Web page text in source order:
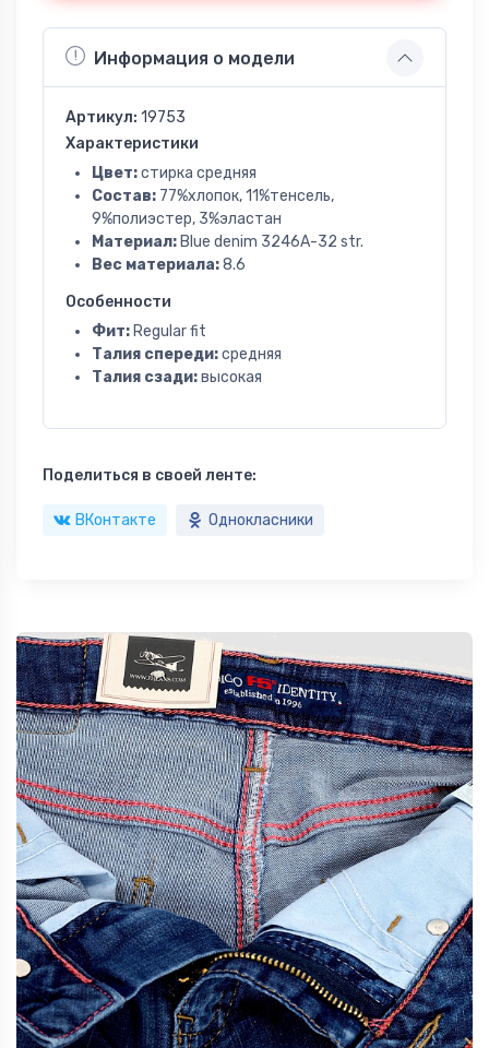
Информация о модели
Артикул: 19753
Характеристики
Цвет:стирка средняя
Состав: 77%хлопок, 11%тенсель,
9%полиэстер, 3%эластан
Материал: Blue denim 3246A-32 str.
Вес материала:8.6
Особенности
Фит: Regular fit
Талия спереди:средняя
Талия сзади:высокая
Поделиться в своей ленте:
ВКонтакте Однокласники